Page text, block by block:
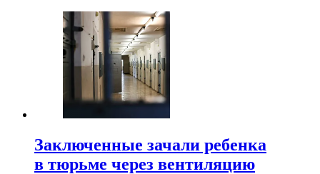
Заключенные зачали ребенка
в тюрьме через вентиляцию